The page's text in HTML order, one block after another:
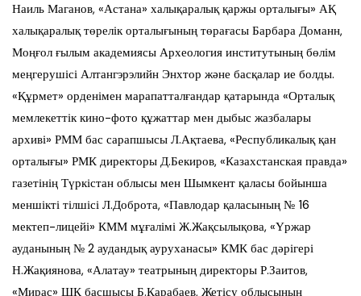
Наиль Маганов, «Астана» халықаралық қаржы орталығы» АҚ
халықаралық төрелік орталығының төрағасы Барбара Доманн,
Моңғол ғылым академиясы Археология институтының бөлім
меңгерушісі Алтангэрэлийн Энхтор және басқалар ие болды.
«Құрмет» орденімен марапатталғандар қатарында «Орталық
мемлекеттік кино-фото құжаттар мен дыбыс жазбалары
архиві» РММ бас сарапшысы Л.Ақтаева, «Республикалық қан
орталығы» РМК директоры Д.Бекиров, «Казахстанская правда»
газетінің Түркістан облысы мен Шымкент қаласы бойынша
меншікті тілшісі Л.Доброта, «Павлодар қаласының № 16
мектеп-лицейі» КММ мұғалімі Ж.Жақсылықова, «Үржар
ауданының № 2 аудандық ауруханасы» КМК бас дәрігері
Н.Жақиянова, «Алатау» театрының директоры Р.Заитов,
«Мирас» ШҚ басшысы Б.Қарабаев, Жетісу облысының